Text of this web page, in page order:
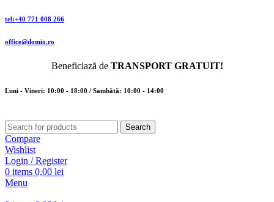
tel:+40 771 008 266
office@domio.ro
Beneficiază de TRANSPORT GRATUIT!
Luni - Vineri: 10:00 - 18:00 / Sambătă: 10:00 - 14:00
Search
Compare
Wishlist
Login / Register
0 items 0,00 lei
Menu